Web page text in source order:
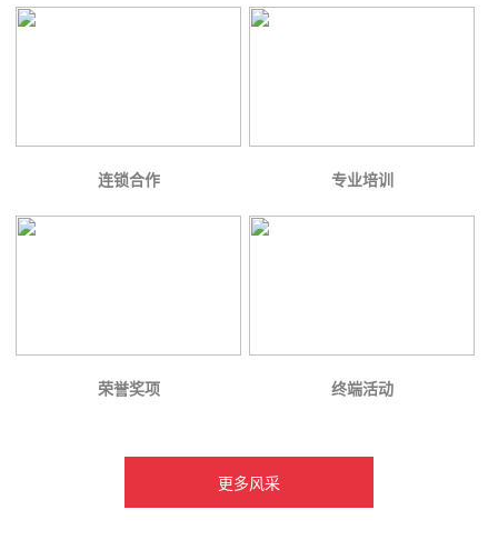
连锁合作 专业培训
荣誉奖项 终端活动
更多风采